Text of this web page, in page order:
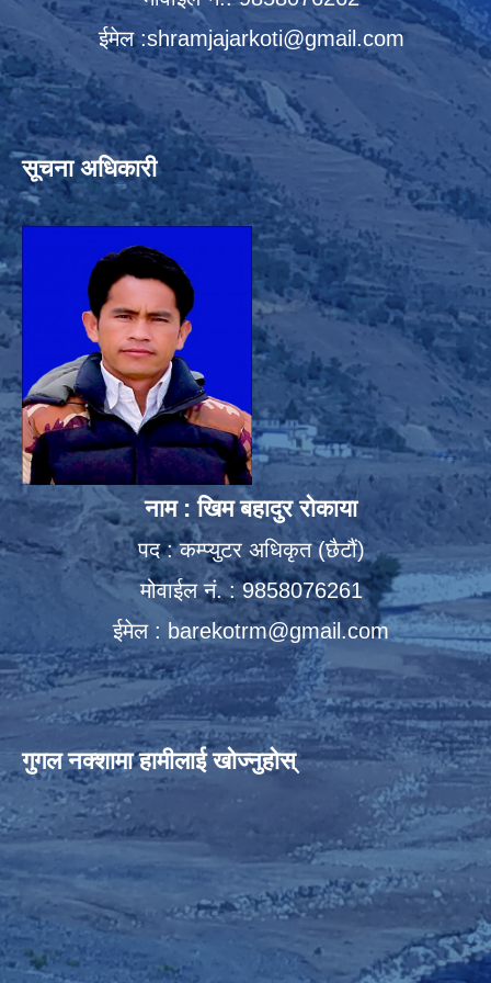
ईमेल :shramjajarkoti@gmail.com
सूचना अधिकारी
नाम : खिम बहादुर रोकाया
पद : कम्प्युटर अधिकृत (छैटौं)
मोवाईल नं. : 9858076261
ईमेल : barekotrm@gmail.com
गुगल नक्शामा हामीलाई खोज्नुहोस्